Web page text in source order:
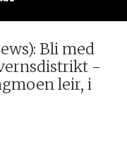
Bli med
-
leir, i